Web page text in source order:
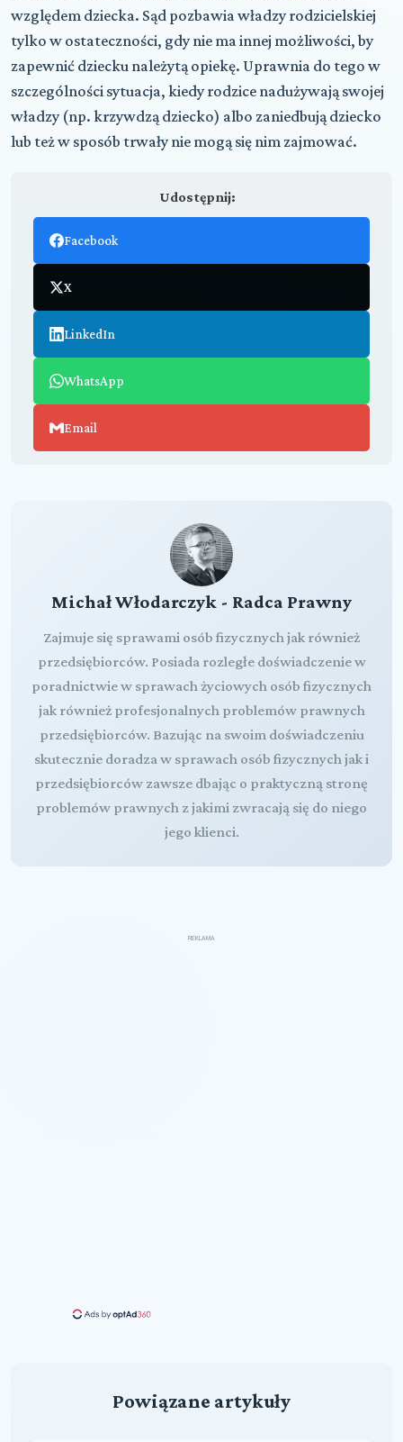
względem dziecka. Sąd pozbawia władzy rodzicielskiej
tylko w ostateczności, gdy nie ma innej możliwości, by
zapewnić dziecku należytą opiekę. Uprawnia do tego w
szczególności sytuacja, kiedy rodzice nadużywają swojej
władzy (np. krzywdzą dziecko) albo zaniedbują dziecko
lub też w sposób trwały nie mogą się nim zajmować.
Udostępnij:
Facebook
X
LinkedIn
WhatsApp
Email
Michał Włodarczyk - Radca Prawny
Zajmuje się sprawami osób fizycznych jak również
przedsiębiorców. Posiada rozległe doświadczenie w
poradnictwie w sprawach życiowych osób fizycznych
jak również profesjonalnych problemów prawnych
przedsiębiorców. Bazując na swoim doświadczeniu
skutecznie doradza w sprawach osób fizycznych jak i
przedsiębiorców zawsze dbając o praktyczną stronę
problemów prawnych z jakimi zwracają się do niego
jego klienci.
REKLAMA
Powiązane artykuły